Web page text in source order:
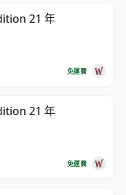
21 年
免運費
21 年
免運費